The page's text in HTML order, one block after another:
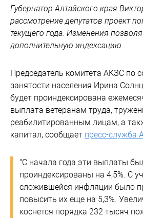
Губернатор Алтайского края
рассмотрение депутатов проект
текущего года. Изменения
дополнительную индексацию
Председатель комитета АКЗС по
занятости населения Ирина
будет проиндексирована
выплата ветеранам труда,
реабилитированным лицам, а
капитал, сообщает пресс-служба
"С начала года эти выплаты
проиндексированы на 4,5%. С
сложившейся инфляции было
повысить их еще на 5,3%.
коснется порядка 232 тысяч